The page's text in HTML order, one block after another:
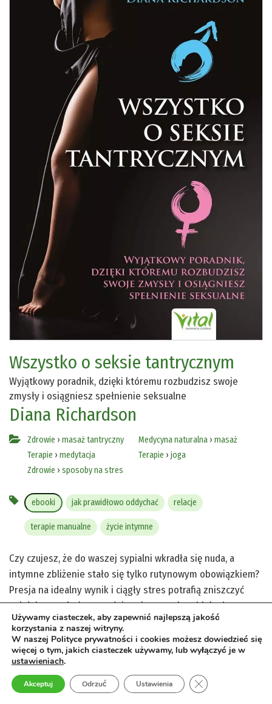
Wszystko o seksie tantrycznym
Wyjątkowy poradnik, dzięki któremu rozbudzisz swoje
zmysły i osiągniesz spełnienie seksualne
Diana Richardson
Zdrowie › masaż tantryczny
Terapie › medytacja
Zdrowie › sposoby na stres
Medycyna naturalna › masaż
Terapie › joga
ebooki jak prawidłowo oddychać relacje
terapie manualne życie intymne
Czy czujesz, że do waszej sypialni wkradła się nuda, a
intymne zbliżenie stało się tylko rutynowym obowiązkiem?
Presja na idealny wynik i ciągły stres potrafią zniszczyć
najgłębszą relację, wywołując niepotrzebne blokady oraz
frustrację. Na szczęście istnieje naturalna droga, aby
uwolnić się od tych obciążeń i odzyskać autentyczną,
niczym niezakłóconą bliskość.
Poznaj uwalniający seks tantryczny, który głęboko relaksuje
ciało i umysł, pomagając skutecznie pokonać lęki oraz
Używamy ciasteczek, aby zapewnić najlepszą jakość
korzystania z naszej witryny.
W naszej Polityce prywatności i cookies możesz dowiedzieć się
więcej o tym, jakich ciasteczek używamy, lub wyłączyć je w
ustawieniach.
Akceptuj Odrzuć Ustawienia Zamknij panel